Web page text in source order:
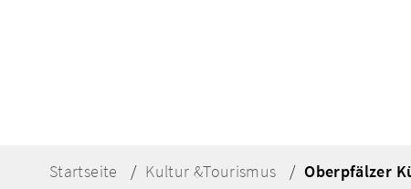
Startseite Kultur &Tourismus Oberpfälzer